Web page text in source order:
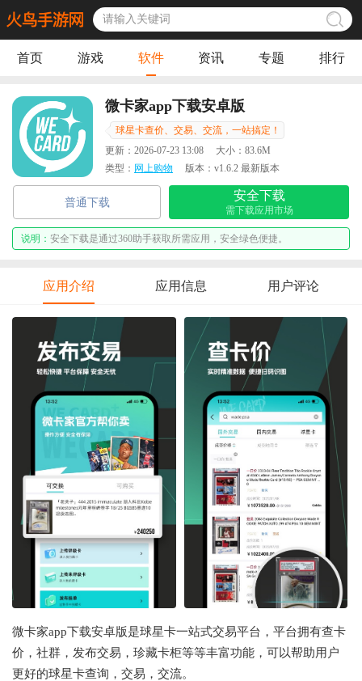
首页 游戏 软件 资讯 专题 排行
微卡家app下载安卓版
球星卡查价、交易、交流，一站搞定！
更新： 2026-07-23 13:08 大小： 83.6M
类型： 网上购物 版本： v1.6.2 最新版本
普通下载
安全下载
需下载应用市场
说明： 安全下载是通过360助手获取所需应用，安全绿色便捷。
应用介绍 应用信息 用户评论
微卡家app下载安卓版是球星卡一站式交易平台，平台拥有查卡
价， 社群， 发布交易， 珍藏卡柜等等丰富功能，可以帮助用户
更好的球星卡查询，交易，交流。